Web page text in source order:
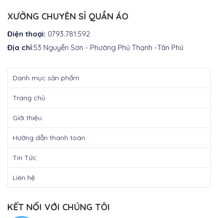
₫350.000.
XƯỞNG CHUYÊN SỈ QUẦN ÁO
Điện thoại: 0793.781.592
Địa chỉ:53 Nguyễn Sơn - Phường Phú Thạnh -Tân Phú
Danh mục sản phẩm
Trang chủ
Giới thiệu
Hướng dẫn thanh toán
Tin Tức
Liên hệ
KẾT NỐI VỚI CHÚNG TÔI